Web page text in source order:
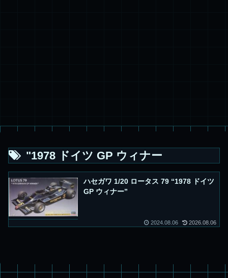
"1978 ドイツ GP ウィナー
ハセガワ 1/20 ロータス 79 “1978 ドイツ
GP ウィナー”
2024.08.06 2026.08.06